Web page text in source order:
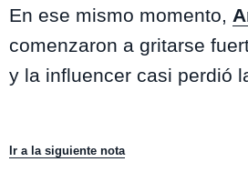
En ese mismo momento,
comenzaron a gritarse
y la influencer casi perdió
Ir a la siguiente nota